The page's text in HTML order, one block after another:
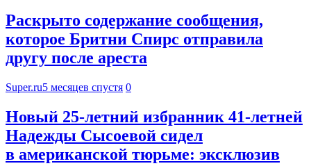
Раскрыто содержание сообщения,
которое Бритни Спирс отправила
другу после ареста
Super.ru5 месяцев спустя 0
Новый 25-летний избранник 41-летней
Надежды Сысоевой сидел
в американской тюрьме: эксклюзив